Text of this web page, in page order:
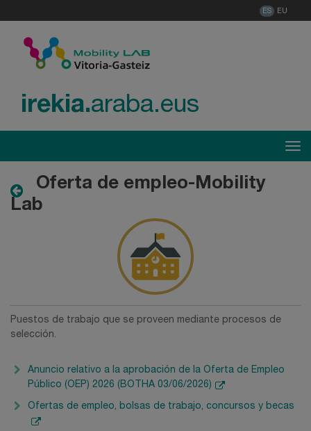
ES EU
irekia.araba.eus
Oferta de empleo-Mobility
Lab
Puestos de trabajo que se proveen mediante procesos de
selección.
Anuncio relativo a la aprobación de la Oferta de Empleo
Público (OEP) 2026 (BOTHA 03/06/2026)
Ofertas de empleo, bolsas de trabajo, concursos y becas